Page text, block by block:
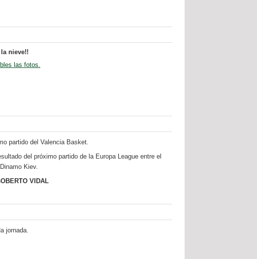
nieve!!
las fotos.
partido del Valencia Basket.
del próximo partido de la Europa League entre el
Kiev.
VIDAL
jornada.